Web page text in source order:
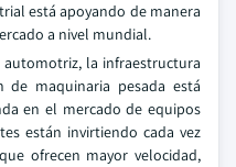
está apoyando de manera
a nivel mundial.
la infraestructura
maquinaria pesada está
en el mercado de equipos
están invirtiendo cada vez
ofrecen mayor velocidad,